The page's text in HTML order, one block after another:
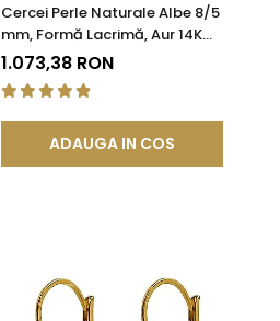
Cercei Perle Naturale Albe 8/5
mm, Formă Lacrimă, Aur 14K
(aur 585), Calitate AAA |
KASKADDA®
1.073,38 RON
ADAUGA IN COS